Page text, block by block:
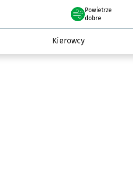
Powietrze
we Wrocławiu
dobre
Kierowcy